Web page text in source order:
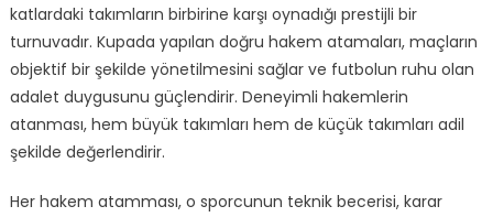
katlardaki takımların birbirine karşı oynadığı prestijli bir
turnuvadır. Kupada yapılan doğru hakem atamaları, maçların
objektif bir şekilde yönetilmesini sağlar ve futbolun ruhu olan
adalet duygusunu güçlendirir. Deneyimli hakemlerin
atanması, hem büyük takımları hem de küçük takımları adil
şekilde değerlendirir.
Her hakem atamması, o sporcunun teknik becerisi, karar